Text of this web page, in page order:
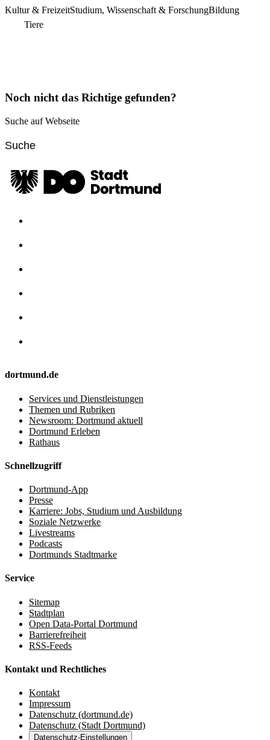
Kultur & FreizeitStudium, Wissenschaft & ForschungBildung
Tiere
Noch nicht das Richtige gefunden?
Suche auf Webseite
dortmund.de
Services und Dienstleistungen
Themen und Rubriken
Newsroom: Dortmund aktuell
Dortmund Erleben
Rathaus
Schnellzugriff
Dortmund-App
Presse
Karriere: Jobs, Studium und Ausbildung
Soziale Netzwerke
Livestreams
Podcasts
Dortmunds Stadtmarke
Service
Sitemap
Stadtplan
Open Data-Portal Dortmund
Barrierefreiheit
RSS-Feeds
Kontakt und Rechtliches
Kontakt
Impressum
Datenschutz (dortmund.de)
Datenschutz (Stadt Dortmund)
Datenschutz-Einstellungen